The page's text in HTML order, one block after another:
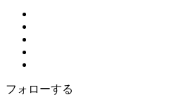
フォローする